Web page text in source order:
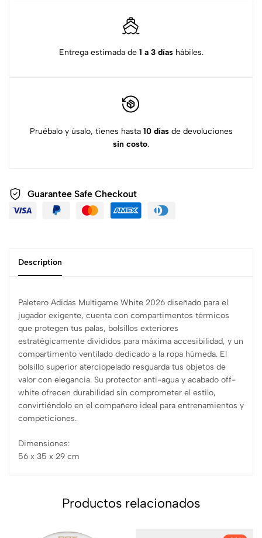
Entrega estimada de 1 a 3 díashábiles.
Pruébalo y úsalo, tienes hasta 10 díasde devoluciones
sin costo.
Guarantee Safe Checkout
Description
Paletero Adidas Multigame White 2026 diseñado para el
jugador exigente, cuenta con compartimentos térmicos
que protegen tus palas, bolsillos exteriores
estratégicamente divididos para máxima accesibilidad, y un
compartimento ventilado dedicado a la ropa húmeda. El
bolsillo superior aterciopelado resguarda tus objetos de
valor con elegancia. Su protector anti-agua y acabado off-
white ofrecen durabilidad sin comprometer el estilo,
convirtiéndolo en el compañero ideal para entrenamientos y
competiciones.
Dimensiones:
56 x 35 x 29 cm
Productos relacionados